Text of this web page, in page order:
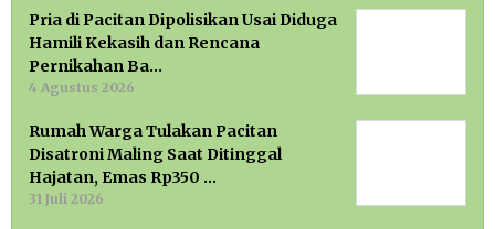
Pria di Pacitan Dipolisikan Usai Diduga
Hamili Kekasih dan Rencana
Pernikahan Ba…
4 Agustus 2026
Rumah Warga Tulakan Pacitan
Disatroni Maling Saat Ditinggal
Hajatan, Emas Rp350 …
31 Juli 2026